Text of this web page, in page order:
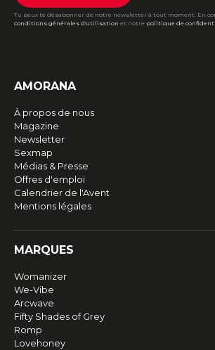
Tu peux te désabonner de notre newsletter à tout moment. En
conditions générales d'utilisation et notre politique de
AMORANA
À propos de nous
Magazine
Newsletter
Sexmap
Médias & Presse
Offres d'emploi
Calendrier de l'Avent
Mentions légales
MARQUES
Womanizer
We-Vibe
Arcwave
Fifty Shades of Grey
Romp
Lovehoney